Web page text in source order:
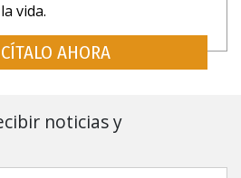
vida.
AHORA
noticias y